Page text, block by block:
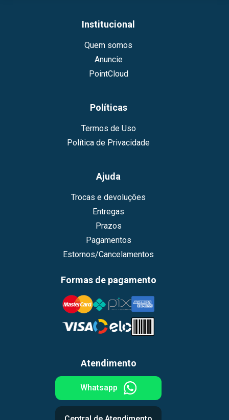
Institucional
Quem somos
Anuncie
PointCloud
Políticas
Termos de Uso
Política de Privacidade
Ajuda
Trocas e devoluções
Entregas
Prazos
Pagamentos
Estornos/Cancelamentos
Formas de pagamento
Atendimento
Whatsapp